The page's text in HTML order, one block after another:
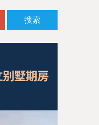
搜索